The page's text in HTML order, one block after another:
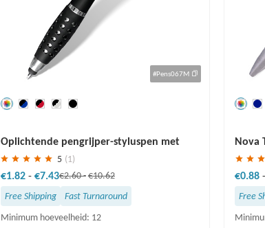
#Pens067M
Oplichtende pengrijper-styluspen met
LED-licht
5 (1)
€1.82 - €7.43€2.60-€10.62
Free Shipping
Fast Turnaround
Minimum hoeveelheid: 12
Nova
€0.88-
Free